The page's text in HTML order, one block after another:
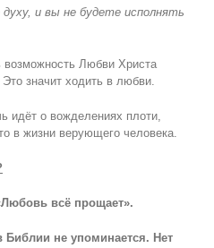
и вы не будете исполнять
возможность Любви Христа
значит ходить в любви.
идёт о вожделениях плоти,
в жизни верующего человека.
всё прощает».
Библии не упоминается. Нет